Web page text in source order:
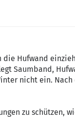
Hufwand
Saumband,
nicht ein.
zu schützen,